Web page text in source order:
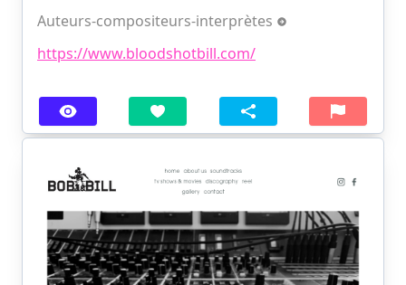
Auteurs-compositeurs-interprètes
https://www.bloodshotbill.com/